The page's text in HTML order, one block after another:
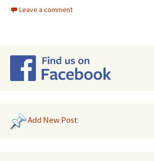
Leave a comment
Add New Post